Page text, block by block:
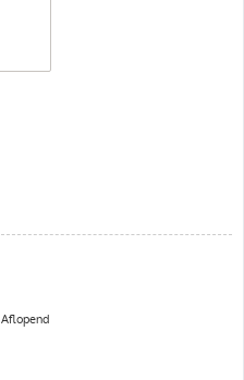
Aflopend